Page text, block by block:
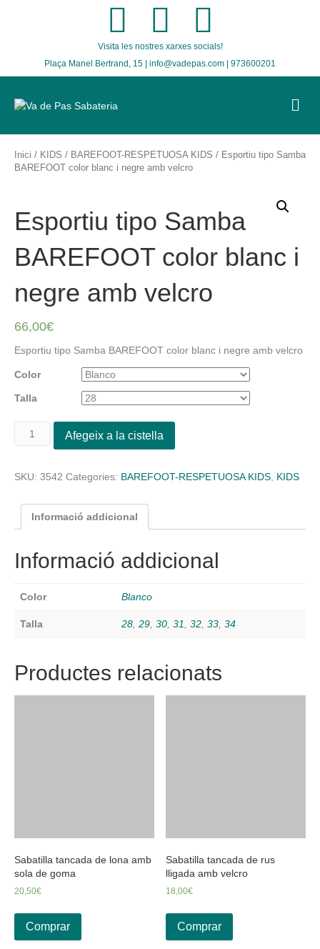
a
b
o
k
w
t
n
a
r
a
m
Visita les nostres xarxes socials!
Plaça Manel Bertrand, 15 | info@vadepas.com | 973600201
N
Inici / KIDS / BAREFOOT-RESPETUOSA KIDS / Esportiu tipo Samba
BAREFOOT color blanc i negre amb velcro
Esportiu tipo Samba
BAREFOOT color blanc i
negre amb velcro
66,00€
Esportiu tipo Samba BAREFOOT color blanc i negre amb velcro
Color
Talla
quantitat
tipo
color
blanc
negre
amb
velcro
Afegeix a la cistella
SKU: 3542 Categories: BAREFOOT-RESPETUOSA KIDS KIDS
Informació addicional
Informació addicional
Color Blanco
Talla 28 29 30 31 32 33 34
Productes relacionats
Sabatilla tancada de lona amb
sola de goma
20,50€
Comprar
Sabatilla tancada de rus
lligada amb velcro
18,00€
Comprar